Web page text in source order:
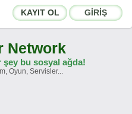
KAYIT OL GİRİŞ
Network
bu sosyal ağda!
Oyun, Servisler...